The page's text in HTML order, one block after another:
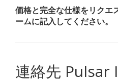
価格と完全な仕様をリクエ
ームに記入してください。
連絡先